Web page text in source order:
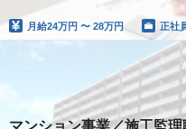
月給24万円 〜 28万円 正社